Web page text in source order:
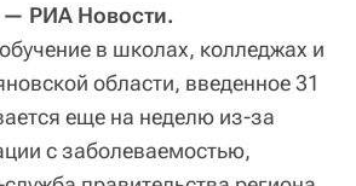
РИА Новости.
в школах, колледжах и
области, введенное 31
еще на неделю из-за
с заболеваемостью,